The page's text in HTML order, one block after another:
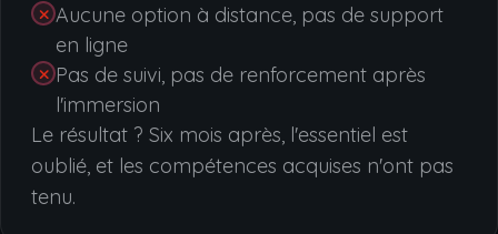
Aucune option à distance, pas de support
en ligne
Pas de suivi, pas de renforcement après
l'immersion
Le résultat ? Six mois après, l'essentiel est
oublié, et les compétences acquises n'ont pas
tenu.